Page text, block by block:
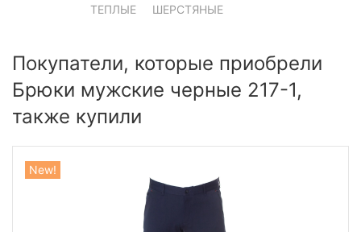
ТЕПЛЫЕ
ШЕРСТЯНЫЕ
Покупатели, которые приобрели
Брюки мужские черные 217-1,
также купили
New!